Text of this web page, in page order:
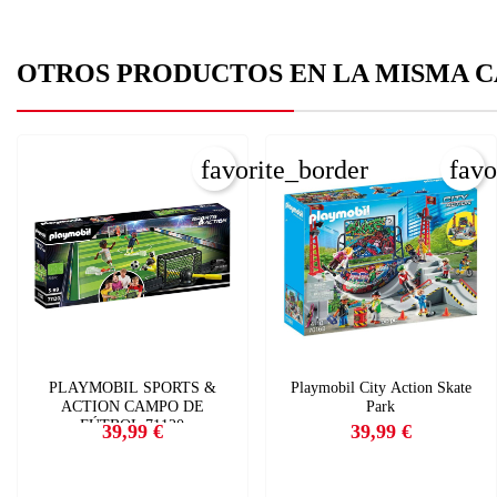
OTROS PRODUCTOS EN LA MISMA
PLAYMOBIL SPORTS &
ACTION CAMPO DE
FÚTBOL 71120
Precio
39,99 €
favorite_border
Playmobil City Action Skate
Park
Precio
39,99 €